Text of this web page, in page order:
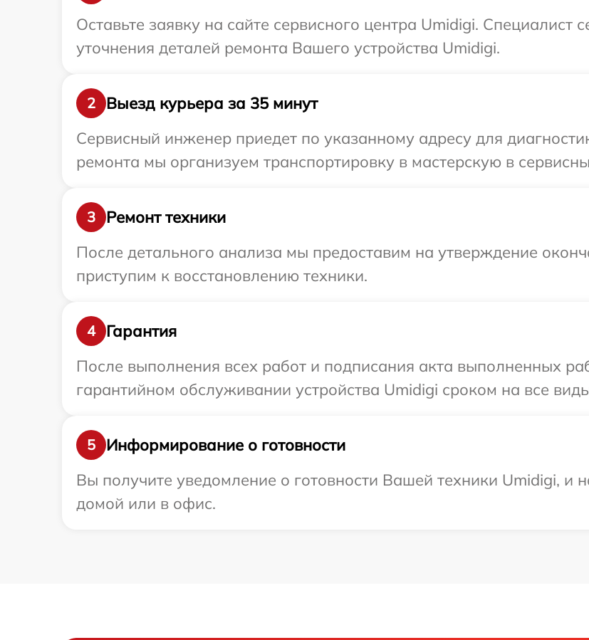
Оставьте заявку на сайте сервисного центра Umidigi. Специалист
уточнения деталей ремонта Вашего устройства Umidigi.
2
Выезд курьера за 35 минут
Сервисный инженер приедет по указанному адресу для
ремонта мы организуем транспортировку в мастерскую в
3
Ремонт техники
После детального анализа мы предоставим на утверждение
приступим к восстановлению техники.
4
Гарантия
После выполнения всех работ и подписания акта выполненных
гарантийном обслуживании устройства Umidigi сроком на все
5
Информирование о готовности
Вы получите уведомление о готовности Вашей техники Umidigi, и
домой или в офис.